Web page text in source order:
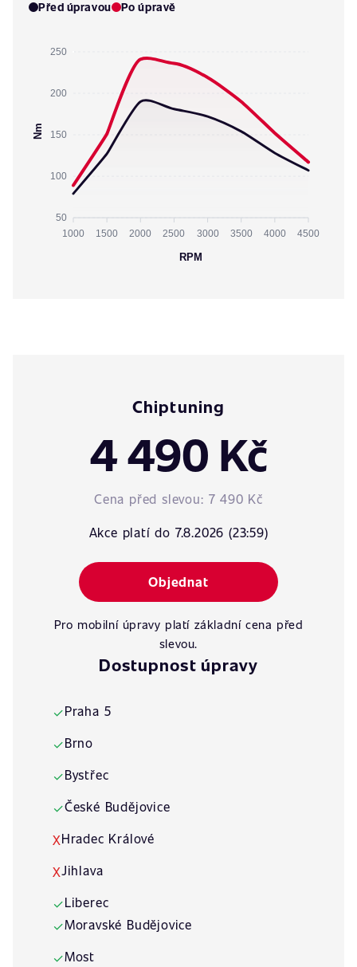
Před úpravou Po úpravě
250
200
150
100
50
Nm
1000 1500 2000 2500 3000 3500 4000 4500
RPM
Chiptuning
4 490 Kč
Cena před slevou: 7 490 Kč
Akce platí do 7.8.2026 (23:59)
Objednat
Pro mobilní úpravy platí základní cena před
slevou.
Dostupnost úpravy
✓Praha 5
✓Brno
✓Bystřec
✓České Budějovice
XHradec Králové
XJihlava
✓Liberec
✓Moravské Budějovice
✓Most